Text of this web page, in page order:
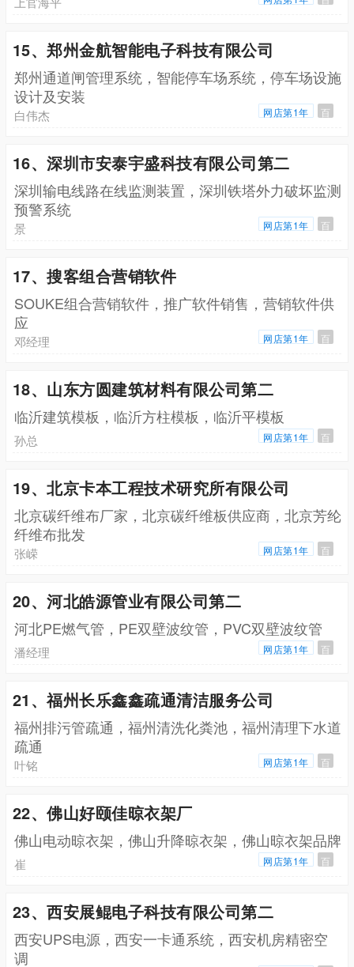
15、郑州金航智能电子科技有限公司
郑州通道闸管理系统，智能停车场系统，停车场设施
设计及安装
白伟杰 网店第1年 百
16、深圳市安泰宇盛科技有限公司第二
深圳输电线路在线监测装置，深圳铁塔外力破坏监测
预警系统
景 网店第1年 百
17、搜客组合营销软件
SOUKE组合营销软件，推广软件销售，营销软件供
应
邓经理 网店第1年 百
18、山东方圆建筑材料有限公司第二
临沂建筑模板，临沂方柱模板，临沂平模板
孙总 网店第1年 百
19、北京卡本工程技术研究所有限公司
北京碳纤维布厂家，北京碳纤维板供应商，北京芳纶
纤维布批发
张嵘 网店第1年 百
20、河北皓源管业有限公司第二
河北PE燃气管，PE双壁波纹管，PVC双壁波纹管
潘经理 网店第1年 百
21、福州长乐鑫鑫疏通清洁服务公司
福州排污管疏通，福州清洗化粪池，福州清理下水道
疏通
叶铭 网店第1年 百
22、佛山好颐佳晾衣架厂
佛山电动晾衣架，佛山升降晾衣架，佛山晾衣架品牌
崔 网店第1年 百
23、西安展鲲电子科技有限公司第二
西安UPS电源，西安一卡通系统，西安机房精密空
调